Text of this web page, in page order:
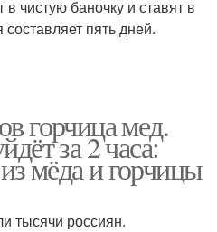
чистую баночку и ставят в
пять дней.
горчица мед.
за 2 часа:
мёда и горчицы
тысячи россиян.